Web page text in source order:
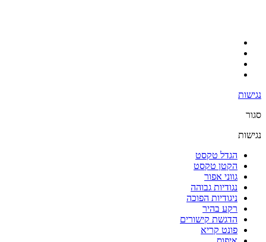
נגישות
סגור
נגישות
הגדל טקסט
הקטן טקסט
גווני אפור
נגודיות גבוהה
ניגודיות הפוכה
רקע בהיר
הדגשת קישורים
פונט קריא